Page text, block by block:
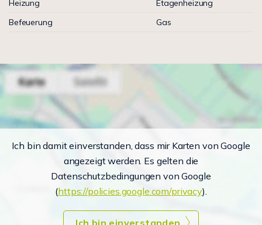
Heizung
Etagenheizung
Befeuerung
Gas
Ich bin damit einverstanden, dass mir Karten von Google
angezeigt werden. Es gelten die
Datenschutzbedingungen von Google
(https://policies.google.com/privacy).
Ich bin einverstanden